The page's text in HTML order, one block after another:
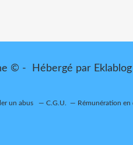
© - Hébergé par Eklablog
un abus C.G.U. Rémunération